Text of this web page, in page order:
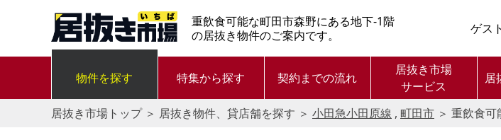
重飲食可能な町田市森野にある地下-1階
の居抜き物件のご案内です。
ゲスト
物件を探す 特集から探す 契約までの流れ
居抜き市場
サービス
居
居抜き市場トップ＞ 居抜き物件、貸店舗を探す ＞ 小田急小田原線 , 町田市 ＞ 重飲食可